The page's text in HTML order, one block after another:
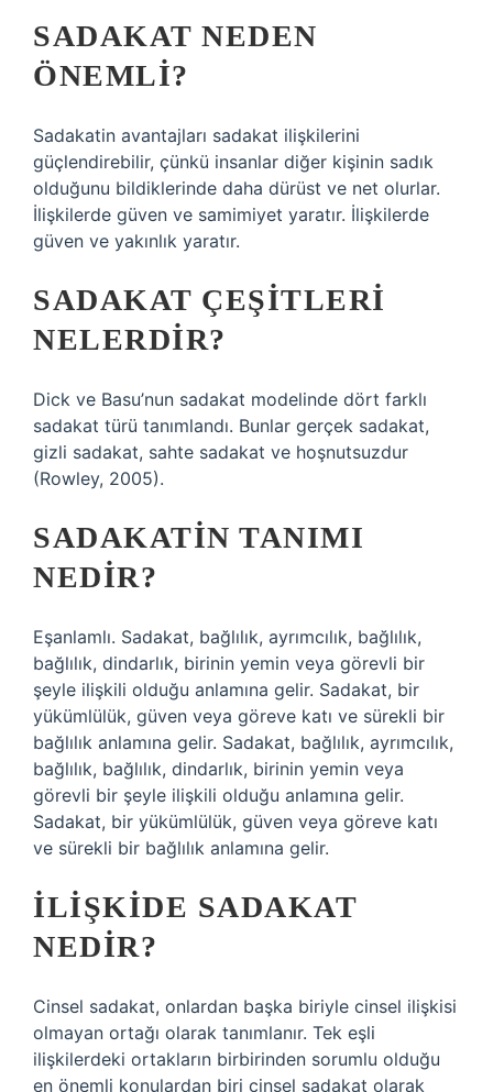
SADAKAT NEDEN
ÖNEMLI?
Sadakatin avantajları sadakat ilişkilerini
güçlendirebilir, çünkü insanlar diğer kişinin sadık
olduğunu bildiklerinde daha dürüst ve net olurlar.
İlişkilerde güven ve samimiyet yaratır. İlişkilerde
güven ve yakınlık yaratır.
SADAKAT ÇEŞITLERI
NELERDIR?
Dick ve Basu’nun sadakat modelinde dört farklı
sadakat türü tanımlandı. Bunlar gerçek sadakat,
gizli sadakat, sahte sadakat ve hoşnutsuzdur
(Rowley, 2005).
SADAKATIN TANIMI
NEDIR?
Eşanlamlı. Sadakat, bağlılık, ayrımcılık, bağlılık,
bağlılık, dindarlık, birinin yemin veya görevli bir
şeyle ilişkili olduğu anlamına gelir. Sadakat, bir
yükümlülük, güven veya göreve katı ve sürekli bir
bağlılık anlamına gelir. Sadakat, bağlılık, ayrımcılık,
bağlılık, bağlılık, dindarlık, birinin yemin veya
görevli bir şeyle ilişkili olduğu anlamına gelir.
Sadakat, bir yükümlülük, güven veya göreve katı
ve sürekli bir bağlılık anlamına gelir.
İLIŞKIDE SADAKAT
NEDIR?
Cinsel sadakat, onlardan başka biriyle cinsel ilişkisi
olmayan ortağı olarak tanımlanır. Tek eşli
ilişkilerdeki ortakların birbirinden sorumlu olduğu
en önemli konulardan biri cinsel sadakat olarak